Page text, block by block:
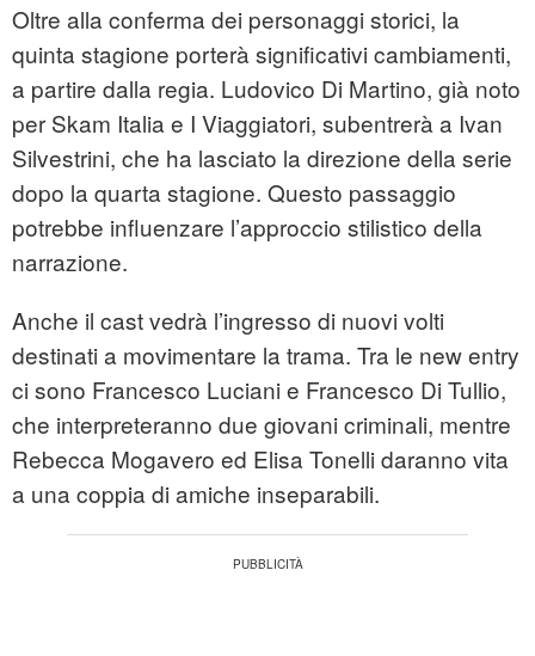
Oltre alla conferma dei personaggi storici, la
quinta stagione porterà significativi cambiamenti,
a partire dalla regia. Ludovico Di Martino, già noto
per Skam Italia e I Viaggiatori, subentrerà a Ivan
Silvestrini, che ha lasciato la direzione della serie
dopo la quarta stagione. Questo passaggio
potrebbe influenzare l’approccio stilistico della
narrazione.
Anche il cast vedrà l’ingresso di nuovi volti
destinati a movimentare la trama. Tra le new entry
ci sono Francesco Luciani e Francesco Di Tullio,
che interpreteranno due giovani criminali, mentre
Rebecca Mogavero ed Elisa Tonelli daranno vita
a una coppia di amiche inseparabili.